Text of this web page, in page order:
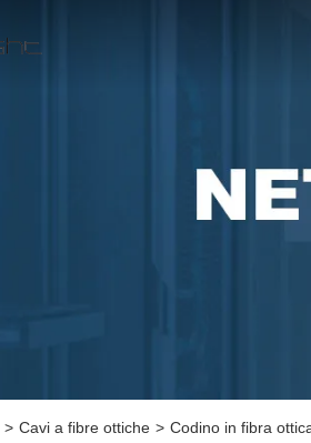
> Cavi a fibre ottiche > Codino in fibra